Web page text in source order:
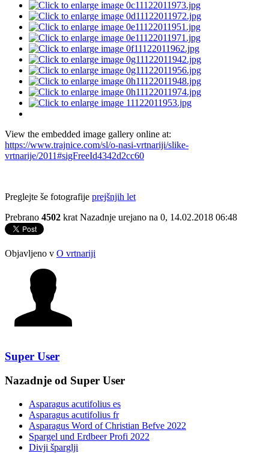
View the embedded image gallery online at:
https://www.trajnice.com/sl/o-nasi-vrtnariji/slike-
vrtnarije/2011#sigFreeId4342d2cc60
Preglejte še fotografije prejšnjih let
Prebrano 4502 krat Nazadnje urejano na 0, 14.02.2018 06:48
Objavljeno v O vrtnariji
Super User
Nazadnje od Super User
Asparagus acutifolius es
Asparagus acutifolius fr
Asparagus Word of Christian Befve 2022
Spargel und Erdbeer Profi 2022
Divji šparglji